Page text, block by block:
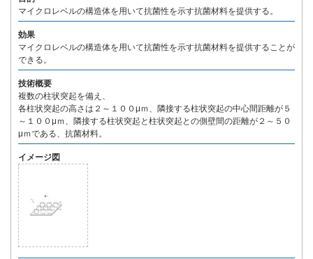
マイクロレベルの構造体を用いて抗菌性を示す抗菌材料を提供する。
効果
マイクロレベルの構造体を用いて抗菌性を示す抗菌材料を提供することが
できる。
技術概要
複数の柱状突起を備え、
各柱状突起の高さは２～１００μｍ、隣接する柱状突起の中心間距離が５
～１００μｍ、隣接する柱状突起と柱状突起との側壁間の距離が２～５０
μｍである、抗菌材料。
イメージ図